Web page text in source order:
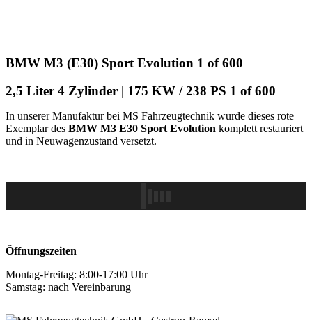
BMW M3 (E30) Sport Evolution 1 of 600
2,5 Liter 4 Zylinder | 175 KW / 238 PS 1 of 600
In unserer Manufaktur bei MS Fahrzeugtechnik wurde dieses rote
Exemplar des BMW M3 E30 Sport Evolution komplett restauriert
und in Neuwagenzustand versetzt.
Öffnungszeiten
Montag-Freitag: 8:00-17:00 Uhr
Samstag: nach Vereinbarung